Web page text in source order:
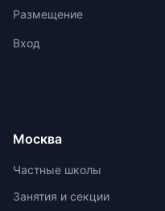
оценке помогают
свои навыки и интересы.
начинается с
соревнований,
тренировочные сборы,
интенсивные занятия,
индивидуальные
Размещение
Вход
Москва
Частные школы
Занятия и секции